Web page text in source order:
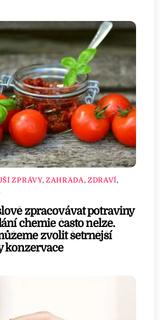
ZPRÁVY, ZAHRADA , ZDRAVÍ,
zpracovávat potraviny
chemie často nelze.
zvolit šetrnější
konzervace